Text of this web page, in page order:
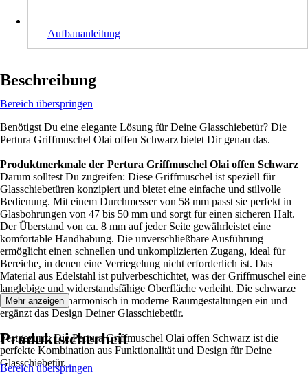
Aufbauanleitung
Beschreibung
Bereich überspringen
Benötigst Du eine elegante Lösung für Deine Glasschiebetür? Die
Pertura Griffmuschel Olai offen Schwarz bietet Dir genau das.
Produktmerkmale der Pertura Griffmuschel Olai offen Schwarz
Darum solltest Du zugreifen: Diese Griffmuschel ist speziell für
Glasschiebetüren konzipiert und bietet eine einfache und stilvolle
Bedienung. Mit einem Durchmesser von 58 mm passt sie perfekt in
Glasbohrungen von 47 bis 50 mm und sorgt für einen sicheren Halt.
Der Überstand von ca. 8 mm auf jeder Seite gewährleistet eine
komfortable Handhabung. Die unverschließbare Ausführung
ermöglicht einen schnellen und unkomplizierten Zugang, ideal für
Bereiche, in denen eine Verriegelung nicht erforderlich ist. Das
Material aus Edelstahl ist pulverbeschichtet, was der Griffmuschel eine
langlebige und widerstandsfähige Oberfläche verleiht. Die schwarze
Farbe fügt sich harmonisch in moderne Raumgestaltungen ein und
ergänzt das Design Deiner Glasschiebetür.
Festgezurrt: Die Pertura Griffmuschel Olai offen Schwarz ist die
perfekte Kombination aus Funktionalität und Design für Deine
Glasschiebetür.
Mehr anzeigen
Produktsicherheit
Bereich überspringen